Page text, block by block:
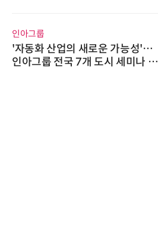
인아그룹
'자동화 산업의 새로운 가능성'…
인아그룹 전국 7개 도시 세미나 페